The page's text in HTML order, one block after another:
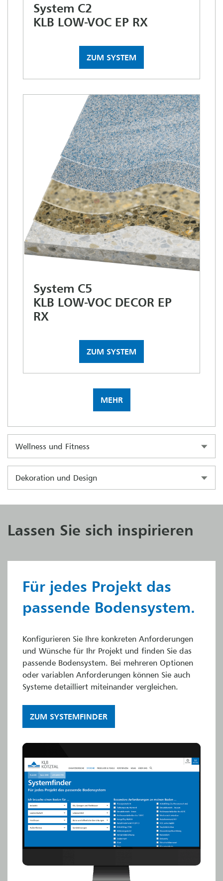
System C2
KLB LOW-VOC EP RX
ZUM SYSTEM
System C5
KLB LOW-VOC DECOR EP
RX
ZUM SYSTEM
MEHR
Wellness und Fitness
Dekoration und Design
Lassen Sie sich inspirieren
Für jedes Projekt das
passende Bodensystem.
Konfigurieren Sie Ihre konkreten Anforderungen
und Wünsche für Ihr Projekt und finden Sie das
passende Bodensystem. Bei mehreren Optionen
oder variablen Anforderungen können Sie auch
Systeme detailliert miteinander vergleichen.
ZUM SYSTEMFINDER